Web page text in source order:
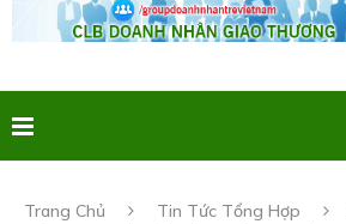
Trang Chủ Tin Tức Tổng Hợp